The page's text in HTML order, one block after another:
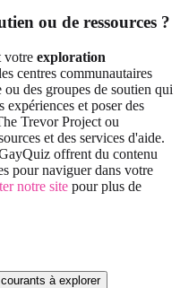
ou de ressources ?
votre exploration
centres communautaires
des groupes de soutien qui
expériences et poser des
Trevor Project ou
et des services d'aide.
offrent du contenu
pour naviguer dans votre
notre site pour plus de
à explorer